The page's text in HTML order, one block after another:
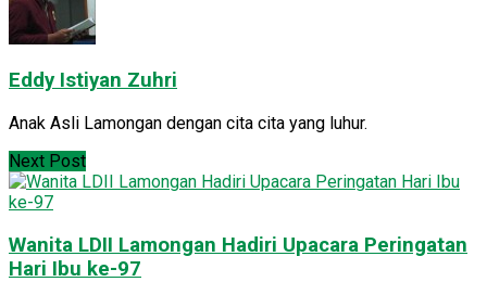
Eddy Istiyan Zuhri
Anak Asli Lamongan dengan cita cita yang luhur.
Next Post
Wanita LDII Lamongan Hadiri Upacara Peringatan
Hari Ibu ke-97